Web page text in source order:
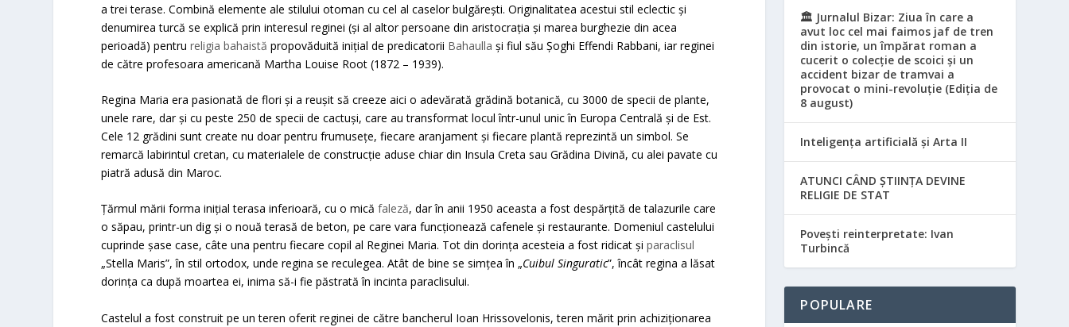
a trei terase. Combină elemente ale stilului otoman cu cel al caselor bulgărești. Originalitatea acestui stil eclectic și
denumirea turcă se explică prin interesul reginei (și al altor persoane din aristocrația și marea burghezie din acea
perioadă) pentrureligia bahaistă propovăduită inițial de predicatorii Bahaulla și fiul său Șoghi Effendi Rabbani, iar reginei
de către profesoara americană Martha Louise Root (1872 – 1939).
Regina Maria era pasionată de flori şi a reuşit să creeze aici o adevărată grădină botanică, cu 3000 de specii de plante,
unele rare, dar şi cu peste 250 de specii de cactuşi, care au transformat locul într-unul unic în Europa Centrală şi de Est.
Cele 12 grădini sunt create nu doar pentru frumuseţe, fiecare aranjament şi fiecare plantă reprezintă un simbol. Se
remarcă labirintul cretan, cu materialele de construcţie aduse chiar din Insula Creta sau Grădina Divină, cu alei pavate cu
piatră adusă din Maroc.
Țărmul mării forma inițial terasa inferioară, cu o micăfaleză, dar în anii 1950 aceasta a fost despărțită de talazurile care
o săpau, printr-un dig și o nouă terasă de beton, pe care vara funcționează cafenele și restaurante. Domeniul castelului
cuprinde șase case, câte una pentru fiecare copil al Reginei Maria. Tot din dorința acesteia a fost ridicat șiparaclisul
„Stella Maris”, în stil ortodox, unde regina se reculegea. Atât de bine se simțea în „Cuibul Singuratic”, încât regina a lăsat
dorința ca după moartea ei, inima să-i fie păstrată în incinta paraclisului.
Castelul a fost construit pe un teren oferit reginei de către bancherul Ioan Hrissovelonis, teren mărit prin achiziționarea
🏛️ Jurnalul Bizar: Ziua în care a
avut loc cel mai faimos jaf de tren
din istorie, un împărat roman a
cucerit o colecție de scoici și un
accident bizar de tramvai a
provocat o mini-revoluție (Ediția de
8 august)
Inteligența artificială și Arta II
ATUNCI CÂND ȘTIINȚA DEVINE
RELIGIE DE STAT
Povești reinterpretate: Ivan
Turbincă
POPULARE